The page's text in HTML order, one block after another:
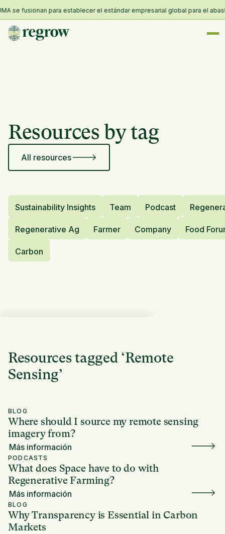
se fusionan para establecer el estándar empresarial global para el
Resources by tag
All resources
Sustainability Insights Team Podcast
Regenerative Ag Farmer Company Food
Carbon
Resources tagged ‘Remote
Sensing’
BLOG
Where should I source my remote sensing
imagery from?
Más información
PODCASTS
What does Space have to do with
Regenerative Farming?
Más información
BLOG
Why Transparency is Essential in Carbon
Markets